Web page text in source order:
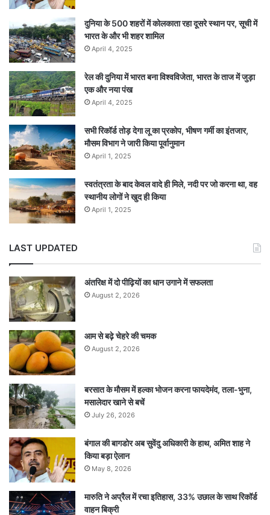
दुनिया के 500 शहरों में कोलकाता रहा दूसरे स्थान पर, सूची में
भारत के और भी शहर शामिल
April 4, 2025
रेल की दुनिया में भारत बना विश्वविजेता, भारत के ताज में जुड़ा
एक और नया पंख
April 4, 2025
सभी रिकॉर्ड तोड़ देगा लू का प्रकोप, भीषण गर्मी का इंतजार,
मौसम विभाग ने जारी किया पूर्वानुमान
April 1, 2025
स्वतंत्रता के बाद केवल वादे ही मिले, नदी पर जो करना था, वह
स्थानीय लोगों ने खुद ही किया
April 1, 2025
LAST UPDATED
अंतरिक्ष में दो पीढ़ियों का धान उगाने में सफलता
August 2, 2026
आम से बढ़े चेहरे की चमक
August 2, 2026
बरसात के मौसम में हल्का भोजन करना फायदेमंद, तला-भुना,
मसालेदार खाने से बचें
July 26, 2026
बंगाल की बागडोर अब सुवेंदु अधिकारी के हाथ, अमित शाह ने
किया बड़ा ऐलान
May 8, 2026
मारुति ने अप्रैल में रचा इतिहास, 33% उछाल के साथ रिकॉर्ड
वाहन बिक्री